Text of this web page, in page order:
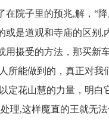
在院子里的预兆,解，“
或是道观和寺庙的区别
用摄受的方法，那买新
所能做到的，真正对
定花山慧的力量，明
理,这样魔直的王就无